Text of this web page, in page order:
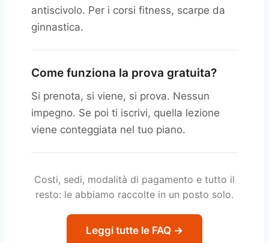
antiscivolo. Per i corsi fitness, scarpe da
ginnastica.
Come funziona la prova gratuita?
Si prenota, si viene, si prova. Nessun
impegno. Se poi ti iscrivi, quella lezione
viene conteggiata nel tuo piano.
Costi, sedi, modalità di pagamento e tutto il
resto: le abbiamo raccolte in un posto solo.
Leggi tutte le FAQ →